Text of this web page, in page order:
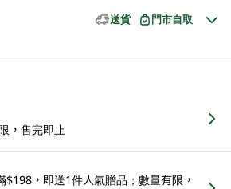
送貨 門市自取
，售完即止
$198，即送1件人氣贈品；數量有限，